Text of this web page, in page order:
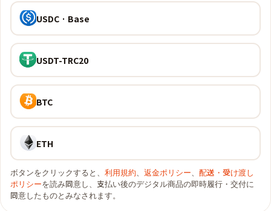
USDC · Base
USDT-TRC20
BTC
ETH
ボタンをクリックすると、 利用規約、 返金ポリシー、 配送・受け渡し
ポリシーを読み同意し、支払い後のデジタル商品の即時履行・交付に
同意したものとみなされます。